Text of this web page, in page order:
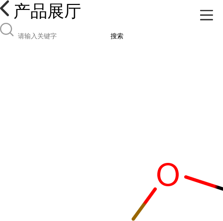
产品展厅
搜索